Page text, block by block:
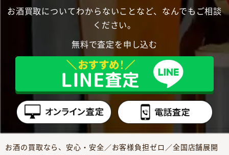
お酒買取についてわからないことなど、なんでもご相談
ください。
無料で査定を申し込む
お酒の買取なら、安心・安全／お客様負担ゼロ／全国店舗展開